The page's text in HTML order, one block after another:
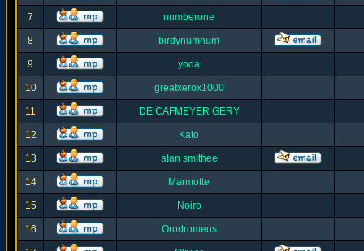
7 numberone
8 birdynumnum
9 yoda
10 greatxerox1000
11 DE CAFMEYER GERY
12 Kato
13 alan smithee
14 Marmotte
15 Noiro
16 Orodromeus